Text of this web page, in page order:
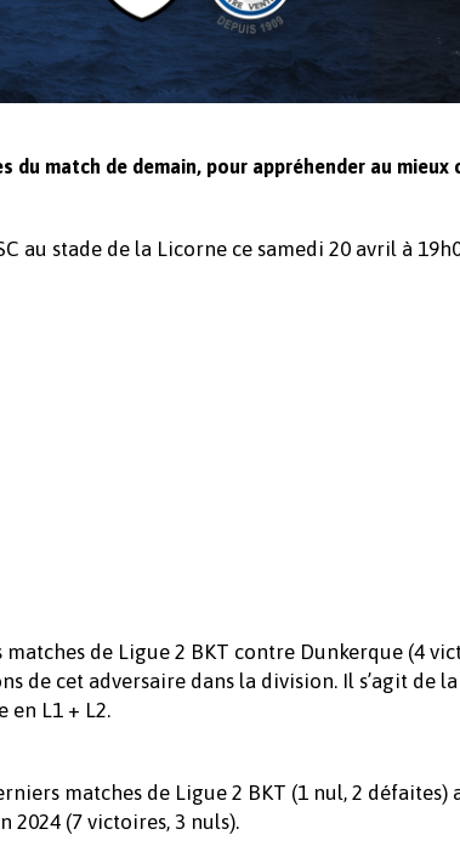
match de demain, pour appréhender au mieux
au stade de la Licorne ce samedi 20 avril à
de Ligue 2 BKT contre Dunkerque (4
de cet adversaire dans la division. Il s’agit de
en L1 + L2.
matches de Ligue 2 BKT (1 nul, 2
2024 (7 victoires, 3 nuls).